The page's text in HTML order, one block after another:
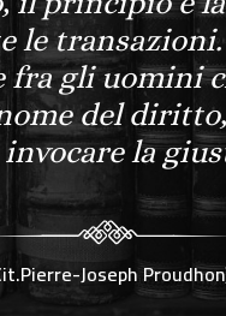
le
fra gli uomini
del
la
Joseph